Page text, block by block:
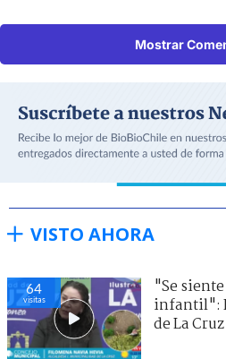
Mostrar
VISTO AHORA
64
visitas
"Se
infantil":
de La